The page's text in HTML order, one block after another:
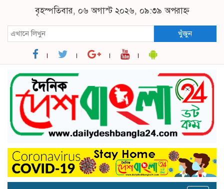
বৃহস্পতিবার, ০৬ অগাস্ট ২০২৬, ০৯:৩৯ অপরাহ্ন
খুঁজুন